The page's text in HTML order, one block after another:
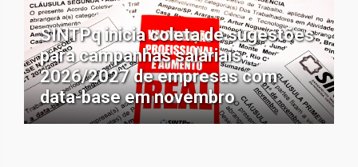
SINTPq inicia coleta de sugestões
para campanhas salariais
2026/2027 de empresas com
data-base em novembro